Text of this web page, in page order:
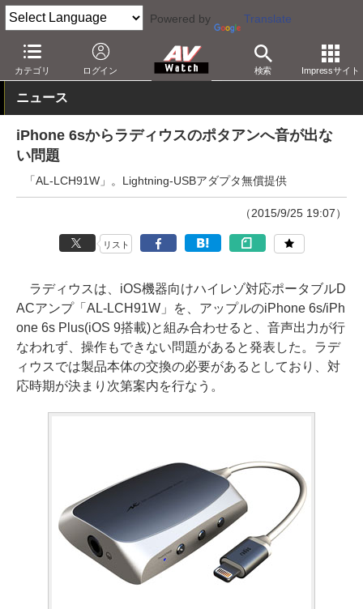
Powered by Translate
カテゴリ ログイン 検索 Impressサイト
AV Watch 製品 ヘッドフォンアンプ
ニュース
iPhone 6sからラディウスのポタアンへ音が出な
い問題
「AL-LCH91W」。Lightning-USBアダプタ無償提供
（2015/9/25 19:07）
リスト
ラディウスは、iOS機器向けハイレゾ対応ポータブルD
ACアンプ「AL-LCH91W」を、アップルのiPhone 6s/iPh
one 6s Plus(iOS 9搭載)と組み合わせると、音声出力が行
なわれず、操作もできない問題があると発表した。ラデ
ィウスでは製品本体の交換の必要があるとしており、対
応時期が決まり次第案内を行なう。